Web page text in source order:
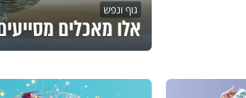
גוף ונפש
אלו מאכלים